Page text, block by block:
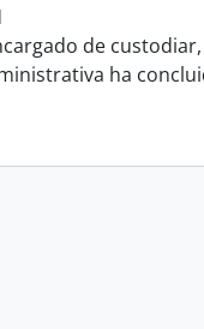
de
ha